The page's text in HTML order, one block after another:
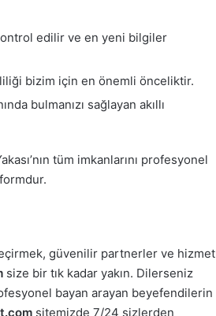
edilir ve en yeni bilgiler
bizim için en önemli önceliktir.
bulmanızı sağlayan akıllı
tüm imkanlarını profesyonel
güvenilir partnerler ve hizmet
size bir tık kadar yakın. Dilerseniz
bayan arayan beyefendilerin
sitemizde 7/24 sizlerden